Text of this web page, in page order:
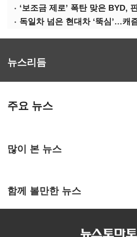
‘보조금 제로’ 폭탄 맞은 BYD,
뉴스리듬
주요 뉴스
많이 본 뉴스
함께 볼만한 뉴스